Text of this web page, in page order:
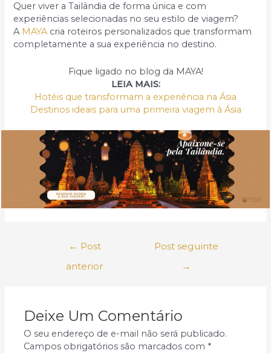
Quer viver a Tailândia de forma única e com
experiências selecionadas no seu estilo de viagem?
A MAYAcria roteiros personalizados que transformam
completamente a sua experiência no destino.
Fique ligado no blog da MAYA!
LEIA MAIS:
Hotéis que transformam a experiência na Ásia
Destinos ideais para uma primeira viagem à Ásia
Navegação
← Post
anterior
Post seguinte
→
Deixe Um Comentário
O seu endereço de e-mail não será publicado.
Campos obrigatórios são marcados com *